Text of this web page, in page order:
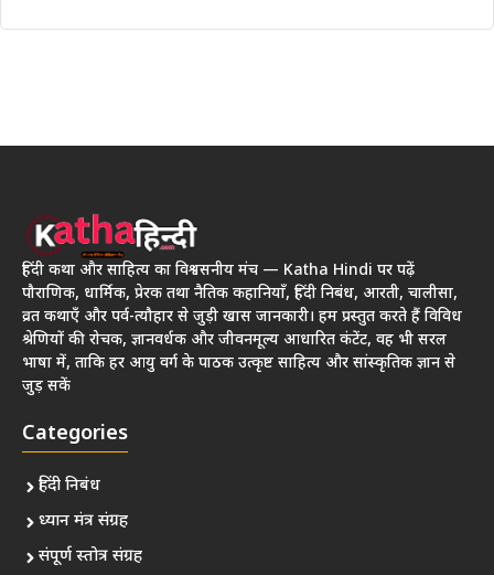
हिंदी कथा और साहित्य का विश्वसनीय मंच — Katha Hindi पर पढ़ें
पौराणिक, धार्मिक, प्रेरक तथा नैतिक कहानियाँ, हिंदी निबंध, आरती, चालीसा,
व्रत कथाएँ और पर्व-त्यौहार से जुड़ी खास जानकारी। हम प्रस्तुत करते हैं विविध
श्रेणियों की रोचक, ज्ञानवर्धक और जीवनमूल्य आधारित कंटेंट, वह भी सरल
भाषा में, ताकि हर आयु वर्ग के पाठक उत्कृष्ट साहित्य और सांस्कृतिक ज्ञान से
जुड़ सकें
Categories
हिंदी निबंध
ध्यान मंत्र संग्रह
संपूर्ण स्तोत्र संग्रह